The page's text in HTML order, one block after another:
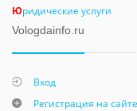
Юридические услуги
Vologdainfo.ru
Вход
Регистрация на сайте